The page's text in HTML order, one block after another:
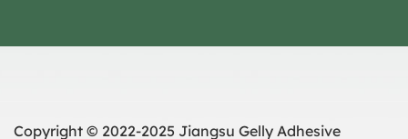
Copyright © 2022-2025 Jiangsu Gelly Adhesive